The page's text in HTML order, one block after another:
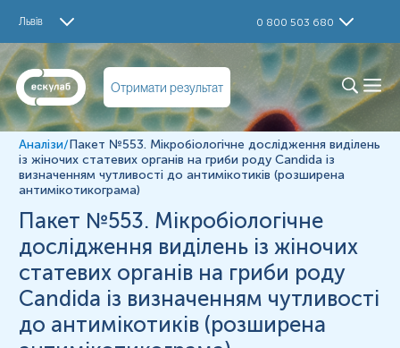
Львів 0 800 503 680
Отримати результат
Мікробіологічне дослідження виділень із статевих
органів на гриби роду Candida із визначенням
чутливості до антимікотиків (антимікотикограма)
Мікробіологічна експрес-діагностика урогенітальних
виділень на основні клінічно-значимі види грибів із
визначенням чутливостей до антимікотиків
Матеріал
*Одиниці вимірювання, референтні значення та діапазон
вимірювань можуть змінюватися у відповідності до зміни
тест-систем.
Аналізи/Пакет №553. Мікробіологічне дослідження виділень
із жіночих статевих органів на гриби роду Candida із
визначенням чутливості до антимікотиків (розширена
антимікотикограма)
Пакет №553. Мікробіологічне
дослідження виділень із жіночих
статевих органів на гриби роду
Candida із визначенням чутливості
до антимікотиків (розширена